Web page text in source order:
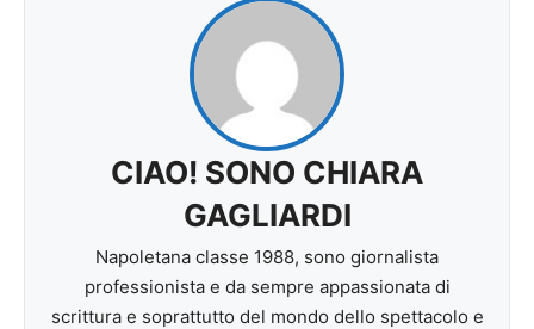
CIAO! SONO CHIARA
GAGLIARDI
Napoletana classe 1988, sono giornalista
professionista e da sempre appassionata di
scrittura e soprattutto del mondo dello spettacolo e